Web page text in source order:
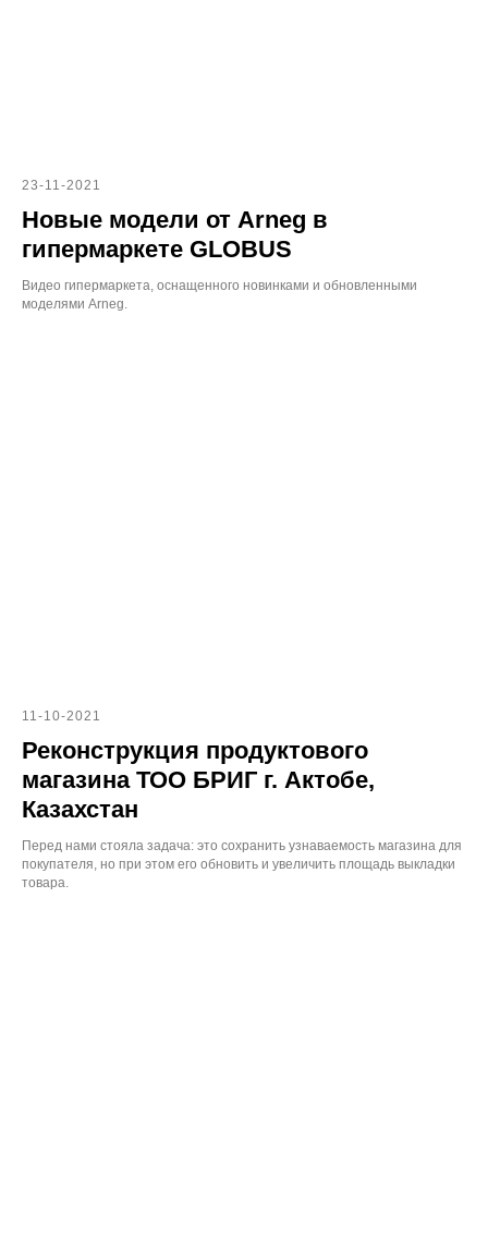
23-11-2021
Новые модели от Arneg в
гипермаркете GLOBUS
Видео гипермаркета, оснащенного новинками и обновленными
моделями Arneg.
11-10-2021
Реконструкция продуктового
магазина ТОО БРИГ г. Актобе,
Казахстан
Перед нами стояла задача: это сохранить узнаваемость магазина для
покупателя, но при этом его обновить и увеличить площадь выкладки
товара.